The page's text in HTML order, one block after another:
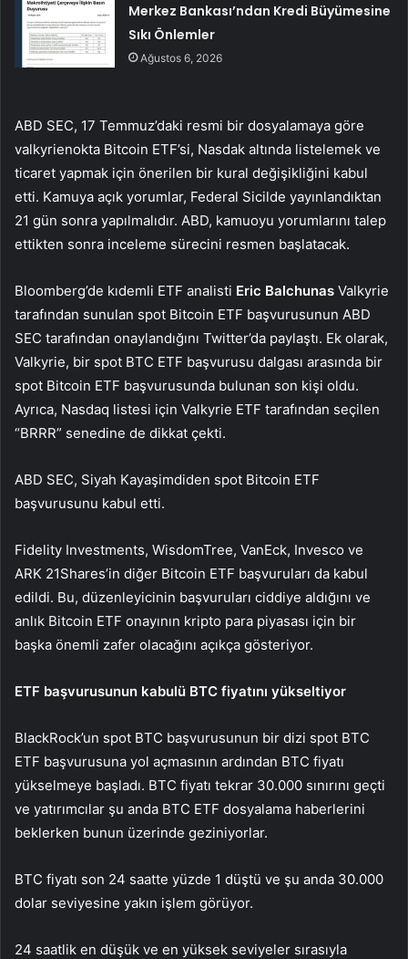
Merkez Bankası’ndan Kredi Büyümesine
Sıkı Önlemler
Ağustos 6, 2026
ABD SEC, 17 Temmuz’daki resmi bir dosyalamaya göre
valkyrienokta Bitcoin ETF’si, Nasdak altında listelemek ve
ticaret yapmak için önerilen bir kural değişikliğini kabul
etti. Kamuya açık yorumlar, Federal Sicilde yayınlandıktan
21 gün sonra yapılmalıdır. ABD, kamuoyu yorumlarını talep
ettikten sonra inceleme sürecini resmen başlatacak.
Bloomberg’de kıdemli ETF analisti Eric Balchunas Valkyrie
tarafından sunulan spot Bitcoin ETF başvurusunun ABD
SEC tarafından onaylandığını Twitter’da paylaştı. Ek olarak,
Valkyrie, bir spot BTC ETF başvurusu dalgası arasında bir
spot Bitcoin ETF başvurusunda bulunan son kişi oldu.
Ayrıca, Nasdaq listesi için Valkyrie ETF tarafından seçilen
“BRRR” senedine de dikkat çekti.
ABD SEC, Siyah Kayaşimdiden spot Bitcoin ETF
başvurusunu kabul etti.
Fidelity Investments, WisdomTree, VanEck, Invesco ve
ARK 21Shares’in diğer Bitcoin ETF başvuruları da kabul
edildi. Bu, düzenleyicinin başvuruları ciddiye aldığını ve
anlık Bitcoin ETF onayının kripto para piyasası için bir
başka önemli zafer olacağını açıkça gösteriyor.
ETF başvurusunun kabulü BTC fiyatını yükseltiyor
BlackRock’un spot BTC başvurusunun bir dizi spot BTC
ETF başvurusuna yol açmasının ardından BTC fiyatı
yükselmeye başladı. BTC fiyatı tekrar 30.000 sınırını geçti
ve yatırımcılar şu anda BTC ETF dosyalama haberlerini
beklerken bunun üzerinde geziniyorlar.
BTC fiyatı son 24 saatte yüzde 1 düştü ve şu anda 30.000
dolar seviyesine yakın işlem görüyor.
24 saatlik en düşük ve en yüksek seviyeler sırasıyla